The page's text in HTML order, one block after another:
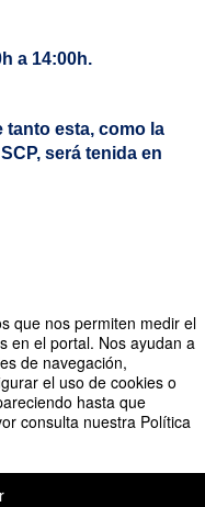
que nos permiten medir el
en el portal. Nos ayudan a
de navegación,
el uso de cookies o
hasta que
consulta nuestra Política
a 14:00h.
tanto esta, como la
será tenida en
II (Psicología)
de Carreras Profesionales